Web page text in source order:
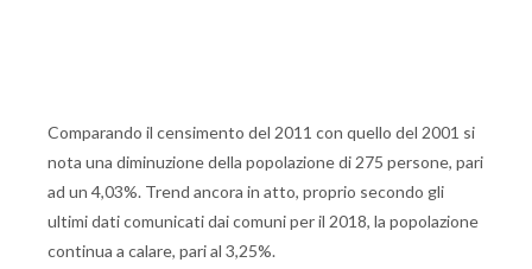
Comparando il censimento del 2011 con quello del 2001 si
nota una diminuzione della popolazione di 275 persone, pari
ad un 4,03%. Trend ancora in atto, proprio secondo gli
ultimi dati comunicati dai comuni per il 2018, la popolazione
continua a calare, pari al 3,25%.